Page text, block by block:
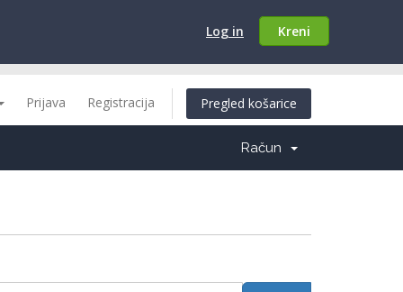
Log in Kreni
Prijava Registracija Pregled košarice
Račun